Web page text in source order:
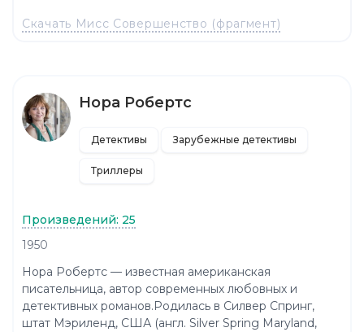
Скачать Мисс Совершенство (фрагмент)
Нора Робертс
Детективы Зарубежные детективы
Триллеры
Произведений: 25
1950
Нора Робертс — известная американская
писательница, автор современных любовных и
детективных романов.Родилась в Силвер Спринг,
штат Мэриленд, США (англ. Silver Spring Maryland,